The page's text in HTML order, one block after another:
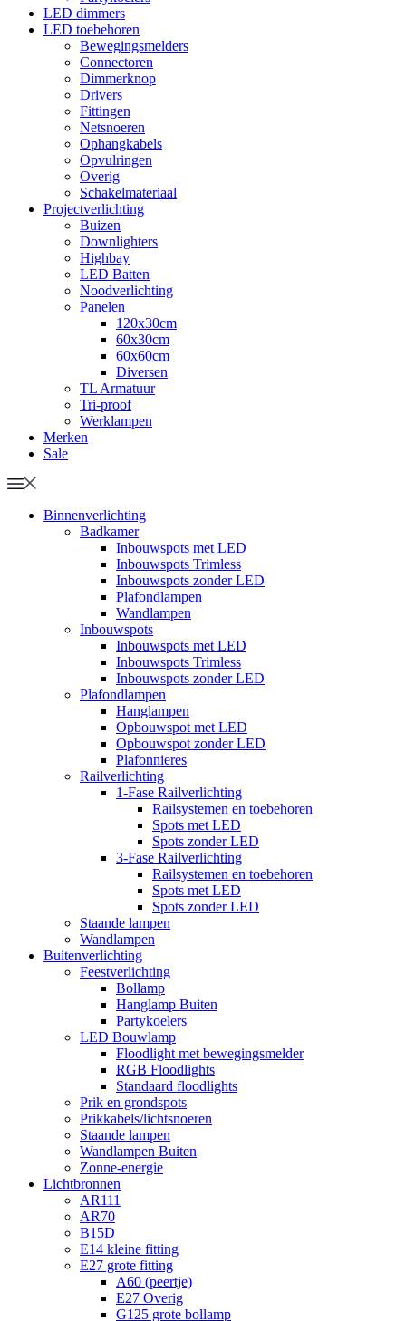
LED dimmers
LED toebehoren
Bewegingsmelders
Connectoren
Dimmerknop
Drivers
Fittingen
Netsnoeren
Ophangkabels
Opvulringen
Overig
Schakelmateriaal
Projectverlichting
Buizen
Downlighters
Highbay
LED Batten
Noodverlichting
Panelen
120x30cm
60x30cm
60x60cm
Diversen
TL Armatuur
Tri-proof
Werklampen
Merken
Sale
Binnenverlichting
Badkamer
Inbouwspots met LED
Inbouwspots Trimless
Inbouwspots zonder LED
Plafondlampen
Wandlampen
Inbouwspots
Inbouwspots met LED
Inbouwspots Trimless
Inbouwspots zonder LED
Plafondlampen
Hanglampen
Opbouwspot met LED
Opbouwspot zonder LED
Plafonnieres
Railverlichting
1-Fase Railverlichting
Railsystemen en toebehoren
Spots met LED
Spots zonder LED
3-Fase Railverlichting
Railsystemen en toebehoren
Spots met LED
Spots zonder LED
Staande lampen
Wandlampen
Buitenverlichting
Feestverlichting
Bollamp
Hanglamp Buiten
Partykoelers
LED Bouwlamp
Floodlight met bewegingsmelder
RGB Floodlights
Standaard floodlights
Prik en grondspots
Prikkabels/lichtsnoeren
Staande lampen
Wandlampen Buiten
Zonne-energie
Lichtbronnen
AR111
AR70
B15D
E14 kleine fitting
E27 grote fitting
A60 (peertje)
E27 Overig
G125 grote bollamp